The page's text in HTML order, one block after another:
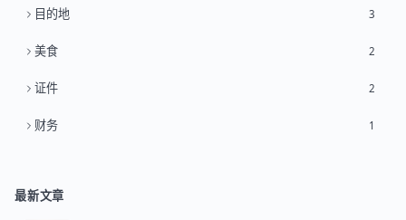
目的地 3
美食 2
证件 2
财务 1
最新文章